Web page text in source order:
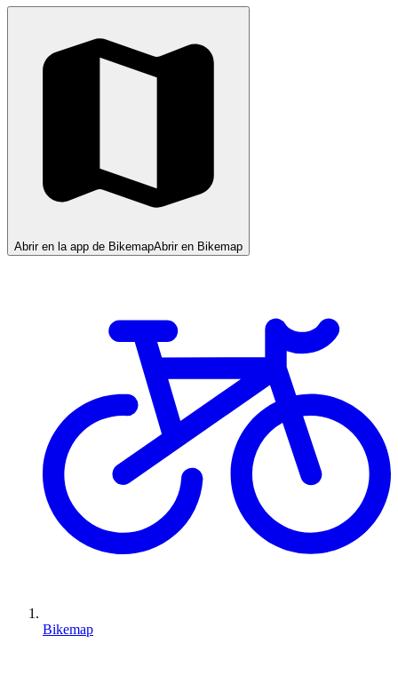
Abrir en la app de BikemapAbrir en Bikemap
Bikemap